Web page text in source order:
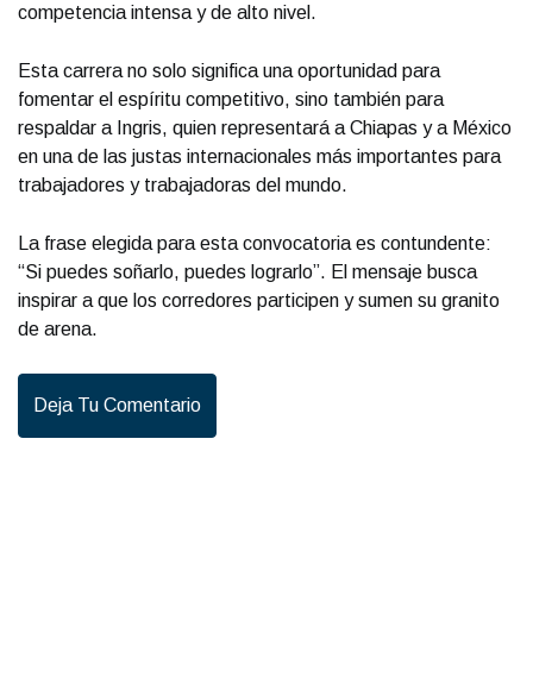
competencia intensa y de alto nivel.
Esta carrera no solo significa una oportunidad para
fomentar el espíritu competitivo, sino también para
respaldar a Ingris, quien representará a Chiapas y a México
en una de las justas internacionales más importantes para
trabajadores y trabajadoras del mundo.
La frase elegida para esta convocatoria es contundente:
“Si puedes soñarlo, puedes lograrlo”. El mensaje busca
inspirar a que los corredores participen y sumen su granito
de arena.
Deja Tu Comentario